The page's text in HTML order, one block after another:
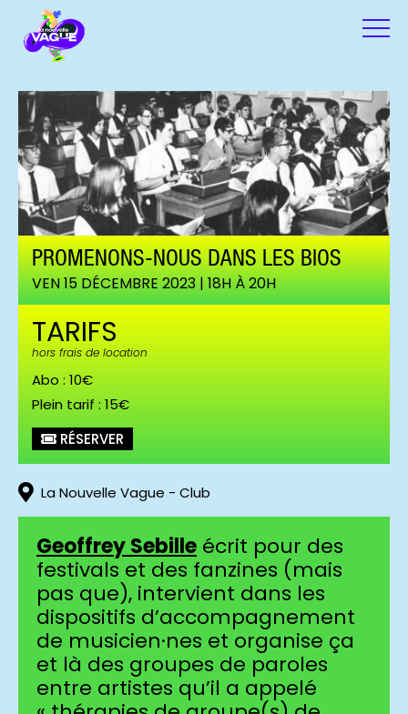
PROMENONS-NOUS DANS LES BIOS
VEN 15 DÉCEMBRE 2023 | 18H À 20H
TARIFS
hors frais de location
Abo : 10€
Plein tarif : 15€
RÉSERVER
La Nouvelle Vague - Club
Geoffrey Sebille écrit pour des
festivals et des fanzines (mais
pas que), intervient dans les
dispositifs d’accompagnement
de musicien·nes et organise ça
et là des groupes de paroles
entre artistes qu’il a appelé